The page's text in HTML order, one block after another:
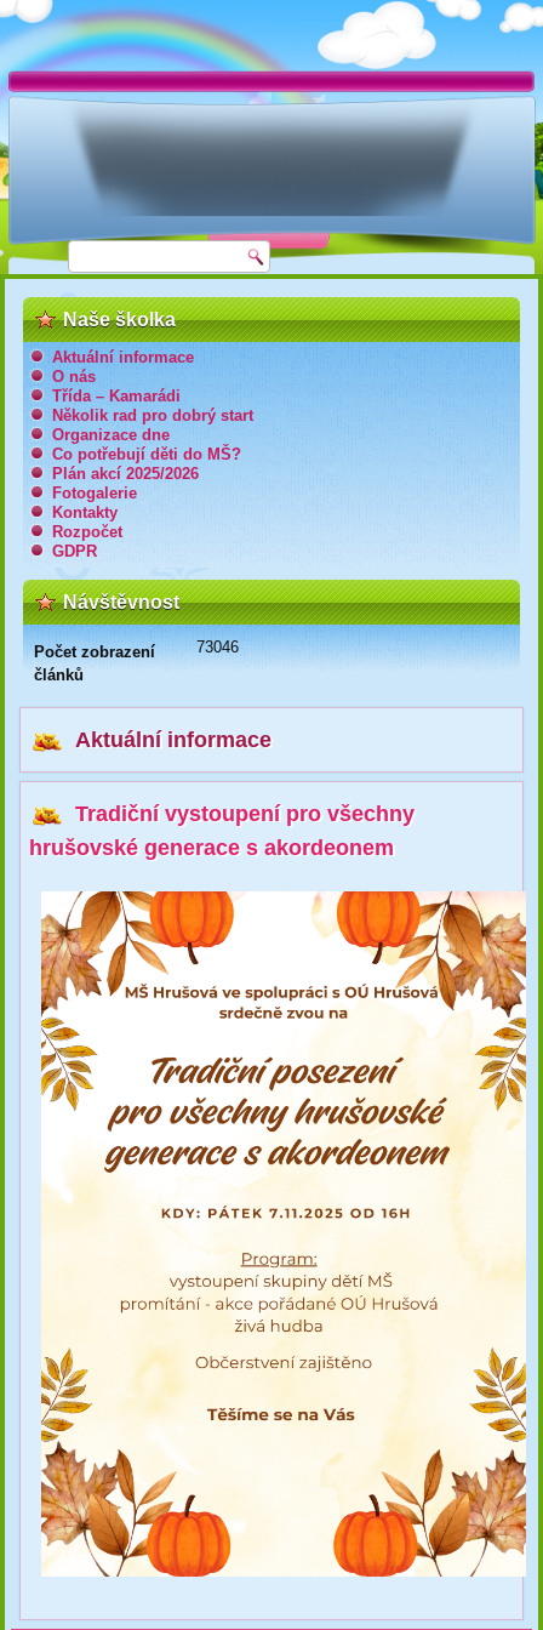
Naše školka
Aktuální informace
O nás
Třída – Kamarádi
Několik rad pro dobrý start
Organizace dne
Co potřebují děti do MŠ?
Plán akcí 2025/2026
Fotogalerie
Kontakty
Rozpočet
GDPR
Návštěvnost
Počet zobrazení
článků
73046
Aktuální informace
Tradiční vystoupení pro všechny
hrušovské generace s akordeonem